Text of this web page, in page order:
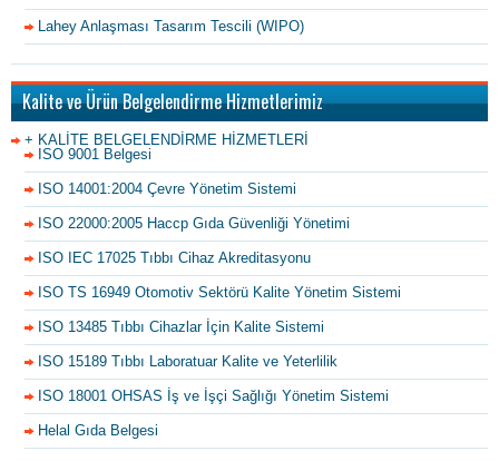
Lahey Anlaşması Tasarım Tescili (WIPO)
Kalite ve Ürün Belgelendirme Hizmetlerimiz
+ KALİTE BELGELENDİRME HİZMETLERİ
ISO 9001 Belgesi
ISO 14001:2004 Çevre Yönetim Sistemi
ISO 22000:2005 Haccp Gıda Güvenliği Yönetimi
ISO IEC 17025 Tıbbı Cihaz Akreditasyonu
ISO TS 16949 Otomotiv Sektörü Kalite Yönetim Sistemi
ISO 13485 Tıbbı Cihazlar İçin Kalite Sistemi
ISO 15189 Tıbbı Laboratuar Kalite ve Yeterlilik
ISO 18001 OHSAS İş ve İşçi Sağlığı Yönetim Sistemi
Helal Gıda Belgesi